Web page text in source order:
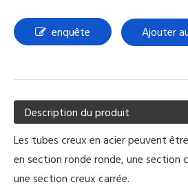
enquête Ajouter
Description du produit
Les tubes creux en acier peuvent
en section ronde ronde, une section
une section creux carrée.